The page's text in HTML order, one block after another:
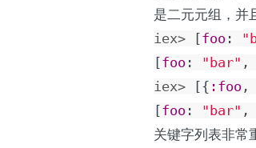
是二元元组，并
iex> [foo :
[foo : "bar" ,
iex>
[{ :foo ,
[foo : "bar" ,
关键字列表非常